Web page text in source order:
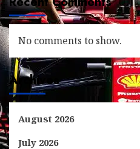
No comments to show.
Archives
August 2026
July 2026